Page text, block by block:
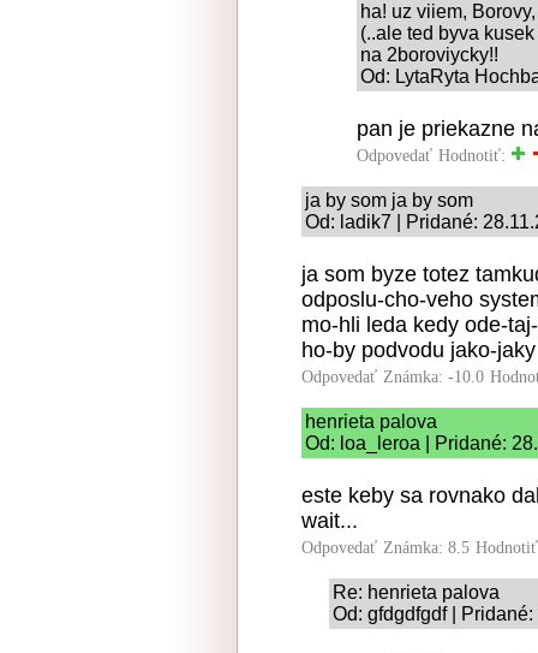
ha! uz viiem,
(..ale ted byva
na 2boroviycky!!
Od: LytaRyta
pan je priekazne
Odpovedať Hodnotiť:
ja by som ja by som
Od: ladik7 | Pridané:
ja som byze totez
odposlu-cho-veho
mo-hli leda kedy ode-
ho-by podvodu jako-
Odpovedať Známka: -10.0
henrieta palova
Od: loa_leroa | Pridané:
este keby sa rovnako
wait...
Odpovedať Známka: 8.5
Re: henrieta palova
Od: gfdgdfgdf |